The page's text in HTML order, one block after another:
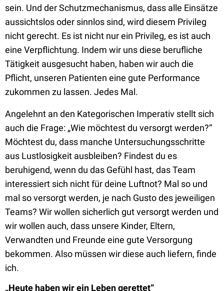
sein. Und der Schutzmechanismus, dass alle Einsätze
aussichtslos oder sinnlos sind, wird diesem Privileg
nicht gerecht. Es ist nicht nur ein Privileg, es ist auch
eine Verpflichtung. Indem wir uns diese berufliche
Tätigkeit ausgesucht haben, haben wir auch die
Pflicht, unseren Patienten eine gute Performance
zukommen zu lassen. Jedes Mal.
Angelehnt an den Kategorischen Imperativ stellt sich
auch die Frage: „Wie möchtest du versorgt werden?“
Möchtest du, dass manche Untersuchungsschritte
aus Lustlosigkeit ausbleiben? Findest du es
beruhigend, wenn du das Gefühl hast, das Team
interessiert sich nicht für deine Luftnot? Mal so und
mal so versorgt werden, je nach Gusto des jeweiligen
Teams? Wir wollen sicherlich gut versorgt werden und
wir wollen auch, dass unsere Kinder, Eltern,
Verwandten und Freunde eine gute Versorgung
bekommen. Also müssen wir diese auch liefern, finde
ich.
„Heute haben wir ein Leben gerettet“